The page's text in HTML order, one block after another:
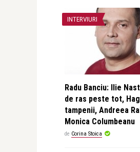
INTERVIURI
Radu Banciu: Ilie
de ras peste tot,
tampenii, Andreea
Monica Columbeanu
de Corina Stoica